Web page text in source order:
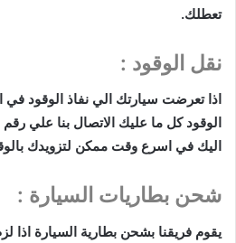
تعطلك.
نقل الوقود :
اذا تعرضت سيارتك الي نفاذ الوقود
الوقود كل ما عليك الاتصال بنا علي رقم
اليك في اسرع وقت ممكن لتزويدك
شحن بطاريات السيارة :
يقوم فريقنا بشحن بطارية السيارة اذا